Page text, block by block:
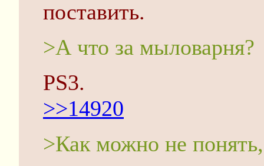
поставить.
>А что за мыловарня?
PS3.
>>14920
>Как можно не